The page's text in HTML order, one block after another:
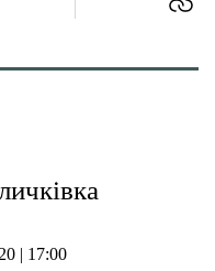
| 17:00